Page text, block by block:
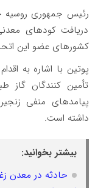
رئیس جمهوری روسیه
دریافت کودهای
کشورهای عضو این
پوتین با اشاره به
تأمین کنندگان گاز
پیامدهای منفی
داشته است.
بیشتر بخوانید:
حادثه در معدن